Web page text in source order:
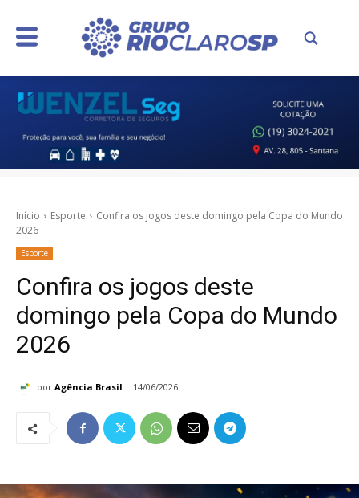
Início Esporte
Confira os jogos deste domingo pela Copa do Mundo
2026
Esporte
Confira os jogos deste
domingo pela Copa do Mundo
2026
por Agência Brasil 14/06/2026